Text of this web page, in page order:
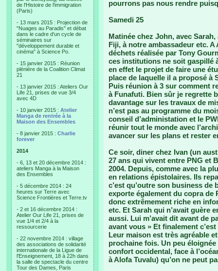
de l'Histoire de l'immigration
(Paris)
- 13 mars 2015 : Projection de
"Nuages au Paradis" et débat
dans le cadre d'un cycle de
séminaires sur
"développement durable et
cinéma" à Science Po.
- 15 janvier 2015 : Réunion
plénière de la Coalition Climat
21
- 13 janvier 2015 : Ateliers Our
Life 21, prises de vue 3/4
avec 4D
- 10 janvier 2015 : Atelier
Manga de rentrée à la
Maison des Ensembles
- 8 janvier 2015 : Charlie
forever
2014
- 6, 13 et 20 décembre 2014 :
ateliers Manga à la Maison
des Ensembles
- 5 décembre 2014 : 24
heures sur Terre avec
Science Frontières et Terre.tv
- 2 et 16 décembre 2014 :
Atelier Our Life 21, prises de
vue 1/4 et 2/4 à la
ressourcerie
- 22 novembre 2014 : village
des associations de solidarité
internationale de la Ligue de
l'Enseignement, 18 à 22h dans
la salle de spectacle du centre
Tour des Dames, Paris
pourrons pas nous rendre
Samedi 25
Matinée chez John, avec
Fiji, à notre ambassadeur etc.
déchets réalisée par Tony
ces institutions ne soit gaspillé
en effet le projet de faire une
place de laquelle il a proposé à
Puis réunion à 3 sur comment
à Funafuti. Bien sûr je regrette
davantage sur les travaux de
n’est pas au programme du
conseil d’administation et le
réunir tout le monde avec
avancer sur les plans et rester
Ce soir, diner chez Ivan (un
27 ans qui vivent entre PNG et
2004. Depuis, comme avec la
en relations épistolaires. Ils
c’est qu’outre son business de
exporte également du copra de
donc extrêmement riche en
etc. Et Sarah qui n’avait guère
aussi. Lui m’avait dit avant de
avant vous » Et finalement
Leur maison est très agréable
prochaine fois. Un peu
confort occidental, face à
à Alofa Tuvalu) qu’on ne peut